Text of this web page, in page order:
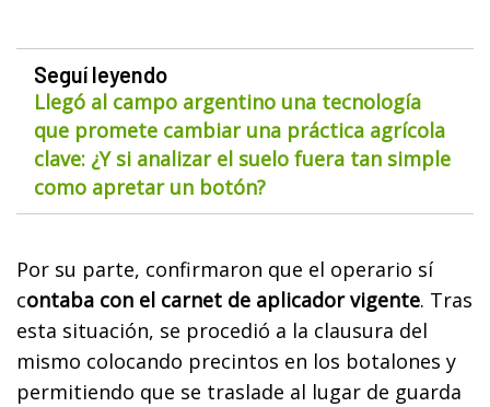
Seguí leyendo
Llegó al campo argentino una tecnología
que promete cambiar una práctica agrícola
clave: ¿Y si analizar el suelo fuera tan simple
como apretar un botón?
Por su parte, confirmaron que el operario sí
contaba con el carnet de aplicador vigente. Tras
esta situación, se procedió a la clausura del
mismo colocando precintos en los botalones y
permitiendo que se traslade al lugar de guarda